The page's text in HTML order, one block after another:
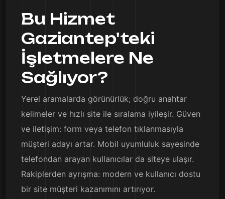
Bu Hizmet
Gaziantep'teki
İşletmelere Ne
Sağlıyor?
Yerel aramalarda görünürlük; doğru anahtar
kelimeler ve hızlı site ile sıralama iyileşir. Güven
ve iletişim: form veya telefon tıklanmasıyla
müşteri adayı artar. Mobil uyumluluk sayesinde
telefondan arayan kullanıcılar da siteye ulaşır.
Rakiplerden ayrışma: modern ve kullanıcı dostu
bir site müşteri kazanımını artırıyor.